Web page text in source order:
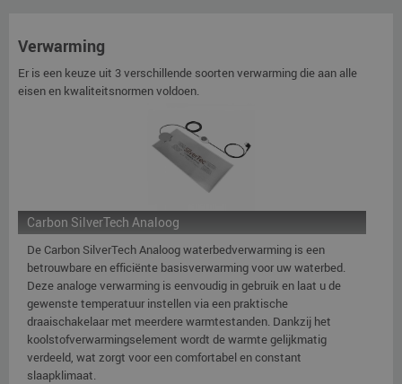
Verwarming
Er is een keuze uit 3 verschillende soorten verwarming die aan alle
eisen en kwaliteitsnormen voldoen.
Carbon SilverTech Analoog
De Carbon SilverTech Analoog waterbedverwarming is een
betrouwbare en efficiënte basisverwarming voor uw waterbed.
Deze analoge verwarming is eenvoudig in gebruik en laat u de
gewenste temperatuur instellen via een praktische
draaischakelaar met meerdere warmtestanden. Dankzij het
koolstofverwarmingselement wordt de warmte gelijkmatig
verdeeld, wat zorgt voor een comfortabel en constant
slaapklimaat.